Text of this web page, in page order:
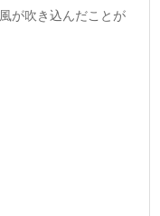
が吹き込んだことが